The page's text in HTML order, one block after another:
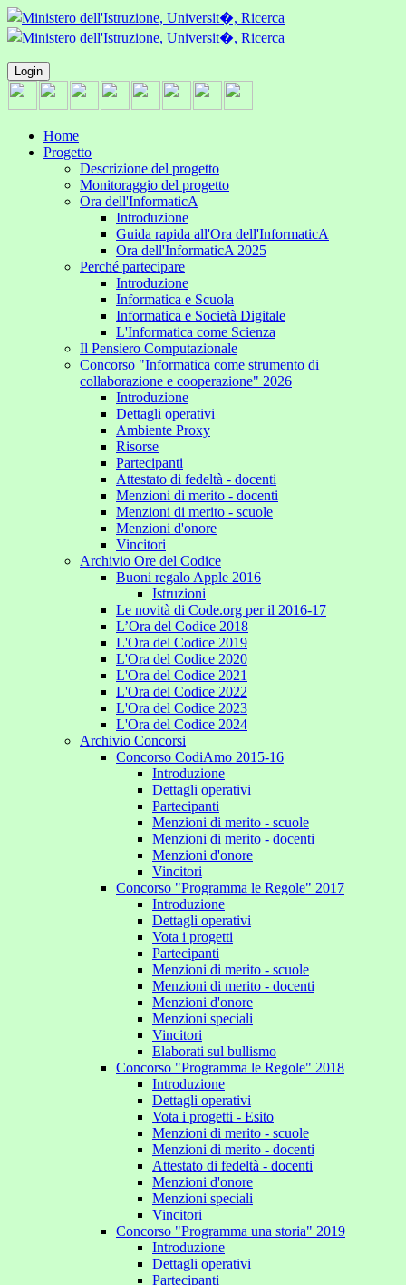
Login
Home
Progetto
Descrizione del progetto
Monitoraggio del progetto
Ora dell'InformaticA
Introduzione
Guida rapida all'Ora dell'InformaticA
Ora dell'InformaticA 2025
Perché partecipare
Introduzione
Informatica e Scuola
Informatica e Società Digitale
L'Informatica come Scienza
Il Pensiero Computazionale
Concorso "Informatica come strumento di
collaborazione e cooperazione" 2026
Introduzione
Dettagli operativi
Ambiente Proxy
Risorse
Partecipanti
Attestato di fedeltà - docenti
Menzioni di merito - docenti
Menzioni di merito - scuole
Menzioni d'onore
Vincitori
Archivio Ore del Codice
Buoni regalo Apple 2016
Istruzioni
Le novità di Code.org per il 2016-17
L’Ora del Codice 2018
L'Ora del Codice 2019
L'Ora del Codice 2020
L'Ora del Codice 2021
L'Ora del Codice 2022
L'Ora del Codice 2023
L'Ora del Codice 2024
Archivio Concorsi
Concorso CodiAmo 2015-16
Introduzione
Dettagli operativi
Partecipanti
Menzioni di merito - scuole
Menzioni di merito - docenti
Menzioni d'onore
Vincitori
Concorso "Programma le Regole" 2017
Introduzione
Dettagli operativi
Vota i progetti
Partecipanti
Menzioni di merito - scuole
Menzioni di merito - docenti
Menzioni d'onore
Menzioni speciali
Vincitori
Elaborati sul bullismo
Concorso "Programma le Regole" 2018
Introduzione
Dettagli operativi
Vota i progetti - Esito
Menzioni di merito - scuole
Menzioni di merito - docenti
Attestato di fedeltà - docenti
Menzioni d'onore
Menzioni speciali
Vincitori
Concorso "Programma una storia" 2019
Introduzione
Dettagli operativi
Partecipanti